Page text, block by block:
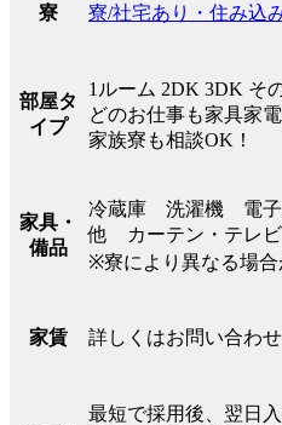
寮 寮/社宅あり・住み込
部屋タ
イプ
1ルーム 2DK 3DK そ
どのお仕事も家具家
家族寮も相談OK！
家具・
備品
冷蔵庫 洗濯機 電
他 カーテン・テレビ
※寮により異なる場合
家賃 詳しくはお問い合わせ
最短で採用後、翌日入